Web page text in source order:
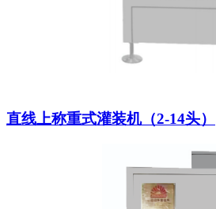
直线上称重式灌装机（2-14头）